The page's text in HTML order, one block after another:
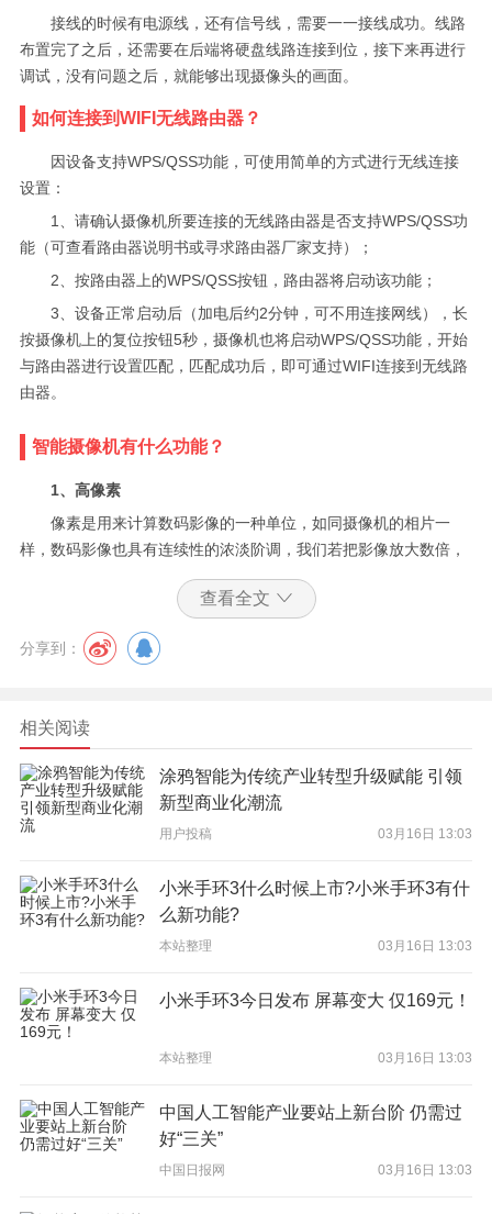
接线的时候有电源线，还有信号线，需要一一接线成功。线路
布置完了之后，还需要在后端将硬盘线路连接到位，接下来再进行
调试，没有问题之后，就能够出现摄像头的画面。
如何连接到WIFI无线路由器？
因设备支持WPS/QSS功能，可使用简单的方式进行无线连接
设置：
1、请确认摄像机所要连接的无线路由器是否支持WPS/QSS功
能（可查看路由器说明书或寻求路由器厂家支持）；
2、按路由器上的WPS/QSS按钮，路由器将启动该功能；
3、设备正常启动后（加电后约2分钟，可不用连接网线），长
按摄像机上的复位按钮5秒，摄像机也将启动WPS/QSS功能，开始
与路由器进行设置匹配，匹配成功后，即可通过WIFI连接到无线路
由器。
智能摄像机有什么功能？
1、高像素
像素是用来计算数码影像的一种单位，如同摄像机的相片一
样，数码影像也具有连续性的浓淡阶调，我们若把影像放大数倍，
会发现这些连续色调其实是由许多色彩相近的小方点所组成，这些
小方点就是构成影像的最小单位像素。这种最小的图形的单元能在
屏幕上显示通常是单个的染色点。越高位的像素，其拥有的色板也
就越丰富，越能表达颜色的真实感。一个像素通常被视为图像的最
照度也称灵敏度。是CCD对环境光线的敏感程度，或者说是
CCD正常成像时所需要的最暗光线。照度的单位是勒克斯（LUX）
数值越小，表示需要的光线越少，摄像头也越灵敏。
受色饱和度的影响。在宽动态技术的支持下，摄像机可在任何地方
获取比应用。它能将在高光照处使用高速快门曝光和在低光处使用
低速快门曝光生成的图像结合从而生成合成图像，所以能获得暗处
4、3D-DNR
3D数字降噪系统摄像机采用专用DSP强大的处理能力，通过检
测和分析帧存储器图像信息进行有效处理，极大地消除了信号中的
智能摄像机怎么选？
1、分辨率和帧率
查看全文
分享到：
相关阅读
涂鸦智能为传统产业转型升级赋能 引领
新型商业化潮流
用户投稿 03月16日 13:03
小米手环3什么时候上市?小米手环3有什
么新功能?
本站整理 03月16日 13:03
小米手环3今日发布 屏幕变大 仅169元！
本站整理 03月16日 13:03
中国人工智能产业要站上新台阶 仍需过
好“三关”
中国日报网 03月16日 13:03